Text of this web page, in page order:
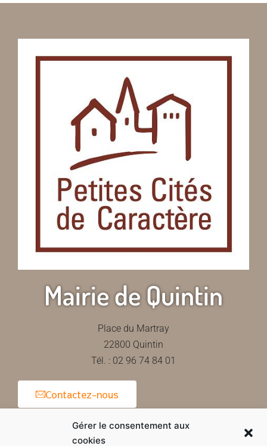
Gérer le consentement aux
cookies
Mairie de Quintin
Place du Martray
22800 Quintin
Tél. : 02 96 74 84 01
Contactez-nous